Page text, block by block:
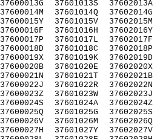
37600013G
37600014M
37600015Y
37600016F
37600017P
37600018D
37600019X
37600020B
37600021N
37600022J
37600023Z
37600024S
37600025Q
37600026V
37600027H
37601013S
37601014Q
37601015V
37601016H
37601017L
37601018C
37601019K
37601020E
37601021T
37601022R
37601023W
37601024A
37601025G
37601026M
37601027Y
37602013A
37602014G
37602015M
37602016Y
37602017F
37602018P
37602019D
37602020X
37602021B
37602022N
37602023J
37602024Z
37602025S
37602026Q
37602027V